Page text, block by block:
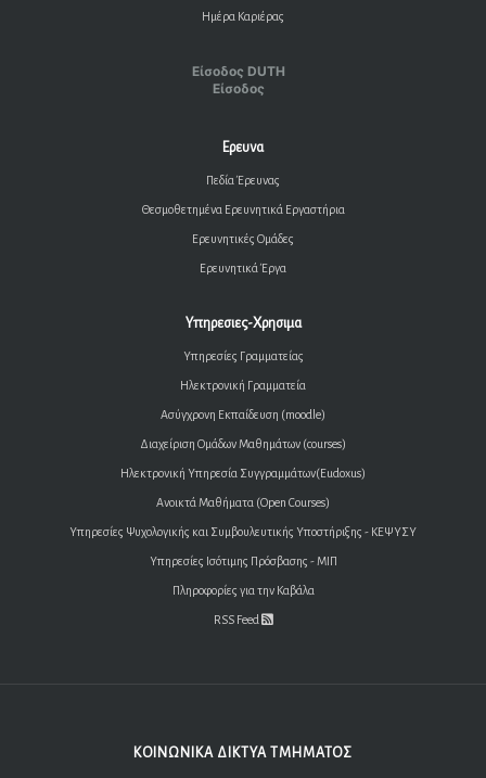
Ημέρα Καριέρας
Είσοδος DUTH
Είσοδος
Ερευνα
Πεδία Έρευνας
Θεσμοθετημένα Ερευνητικά Εργαστήρια
Ερευνητικές Ομάδες
Ερευνητικά Έργα
Υπηρεσιες-Χρησιμα
Υπηρεσίες Γραμματείας
Ηλεκτρονική Γραμματεία
Ασύγχρονη Εκπαίδευση (moodle)
Διαχείριση Ομάδων Μαθημάτων (courses)
Ηλεκτρονική Υπηρεσία Συγγραμμάτων(Eudoxus)
Ανοικτά Μαθήματα (Open Courses)
Υπηρεσίες Ψυχολογικής και Συμβουλευτικής Υποστήριξης - ΚΕΨΥΣΥ
Υπηρεσίες Ισότιμης Πρόσβασης - ΜΙΠ
Πληροφορίες για την Καβάλα
RSS Feed
ΚΟΙΝΩΝΙΚΑ ΔΙΚΤΥΑ ΤΜΗΜΑΤΟΣ